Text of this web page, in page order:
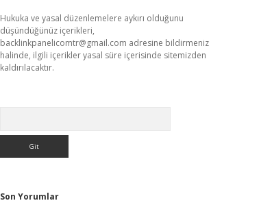
Hukuka ve yasal düzenlemelere aykırı olduğunu
düşündüğünüz içerikleri,
backlinkpanelicomtr@gmail.com adresine bildirmeniz
halinde, ilgili içerikler yasal süre içerisinde sitemizden
kaldırılacaktır.
Son Yorumlar